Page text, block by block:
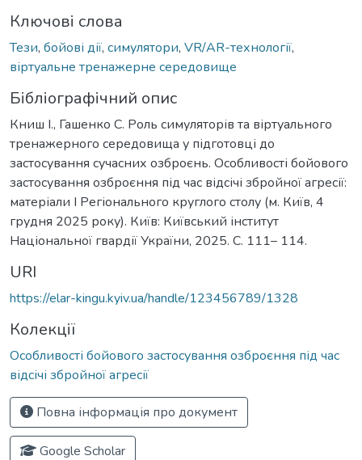
Ключові слова
Тези, бойові дії, симулятори, VR/AR-технології,
віртуальне тренажерне середовище
Бібліографічний опис
Книш І., Гашенко С. Роль симуляторів та віртуального
тренажерного середовища у підготовці до
застосування сучасних озброєнь. Особливості бойового
застосування озброєння під час відсічі збройної агресії:
матеріали I Регіонального круглого столу (м. Київ, 4
грудня 2025 року). Київ: Київський інститут
Національної гвардії України, 2025. C. 111– 114.
URI
https://elar-kingu.kyiv.ua/handle/123456789/1328
Колекції
Особливості бойового застосування озброєння під час
відсічі збройної агресії
Повна інформація про документ
Google Scholar